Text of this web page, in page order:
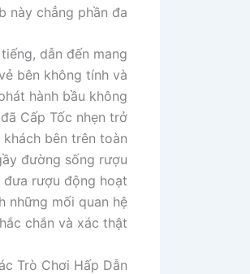
này chẳng phần đa
dẫn đến mang
bên không tính và
hành bầu không
Cấp Tốc nhẹn trở
bên trên toàn
đường sống rượu
rượu động hoạt
những mối quan hệ
chắn và xác thật.
Trò Chơi Hấp Dẫn